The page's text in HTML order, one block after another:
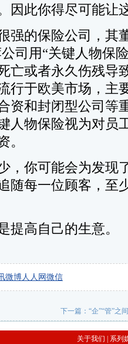
因此你得尽可能让
的保险公司，其
司用“关键人物保
亡或者永久伤残导
行于欧美市场，主
资和封闭型公司等
人物保险视为对员
。
你可能会为发现
随每一位顾客，至
高自己的生意。
微博人人网 微信
下一篇：“企”“管”之
关于我们 系列